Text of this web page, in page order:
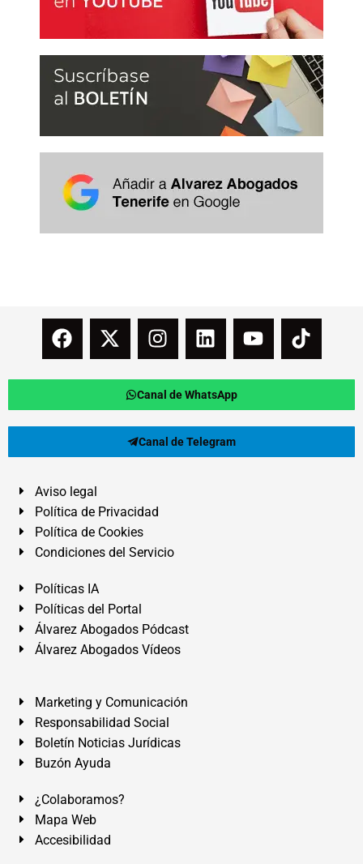
Canal de WhatsApp
Canal de Telegram
Aviso legal
Política de Privacidad
Política de Cookies
Condiciones del Servicio
Políticas IA
Políticas del Portal
Álvarez Abogados Pódcast
Álvarez Abogados Vídeos
Marketing y Comunicación
Responsabilidad Social
Boletín Noticias Jurídicas
Buzón Ayuda
¿Colaboramos?
Mapa Web
Accesibilidad